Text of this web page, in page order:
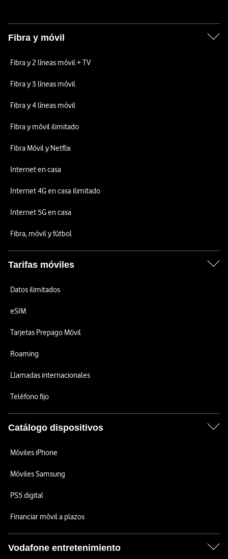
Fibra y móvil
Fibra y 2 líneas móvil + TV
Fibra y 3 líneas móvil
Fibra y 4 líneas móvil
Fibra y móvil ilimitado
Fibra Móvil y Netflix
Internet en casa
Internet 4G en casa ilimitado
Internet 5G en casa
Fibra, móvil y fútbol
Tarifas móviles
Datos ilimitados
eSIM
Tarjetas Prepago Móvil
Roaming
Llamadas internacionales
Teléfono fijo
Catálogo dispositivos
Móviles iPhone
Móviles Samsung
PS5 digital
Financiar móvil a plazos
Vodafone entretenimiento